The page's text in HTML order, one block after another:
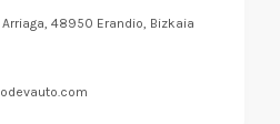
48950 Erandio, Bizkaia